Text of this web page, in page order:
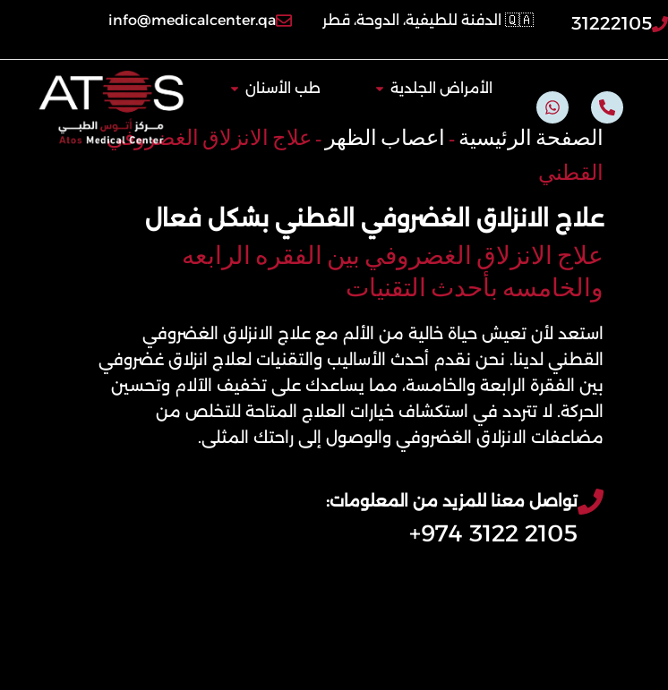
إلى
المحتوى
31222105 🇶🇦 الدفنة للطيفية، الدوحة، قطر info@medicalcenter.qa
P
h
o
n
e
-
t
W
h
t
a
p
الأمراض الجلدية Open الأمراض الجلدية طب الأسنان Open طب الأسنان
الصفحة الرئيسية- اعصاب الظهر- علاج الانزلاق الغضروفي
القطني
علاج الانزلاق الغضروفي القطني بشكل فعال
علاج الانزلاق الغضروفي بين الفقره الرابعه
والخامسه بأحدث التقنيات
استعد لأن تعيش حياة خالية من الألم مع علاج الانزلاق الغضروفي
القطني لدينا. نحن نقدم أحدث الأساليب والتقنيات لعلاج انزلاق غضروفي
بين الفقرة الرابعة والخامسة، مما يساعدك على تخفيف الآلام وتحسين
الحركة. لا تتردد في استكشاف خيارات العلاج المتاحة للتخلص من
مضاعفات الانزلاق الغضروفي والوصول إلى راحتك المثلى.
تواصل معنا للمزيد من المعلومات:
2105 3122 974+